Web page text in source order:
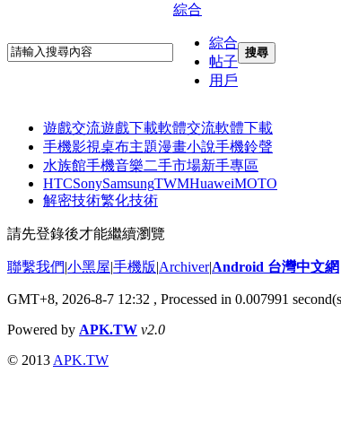
綜合
綜合
帖子
用戶
搜尋
遊戲交流遊戲下載軟體交流軟體下載
手機影視桌布主題漫畫小說手機鈴聲
水族館手機音樂二手市場新手專區
HTCSonySamsungTWMHuaweiMOTO
解密技術繁化技術
請先登錄後才能繼續瀏覽
聯繫我們|小黑屋|手機版|Archiver|Android 台灣中文網
GMT+8, 2026-8-7 12:32 , Processed in 0.007991
Powered by APK.TW v2.0
© 2013 APK.TW